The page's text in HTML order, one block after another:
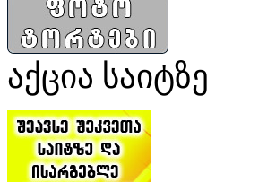
აქცია საიტზე